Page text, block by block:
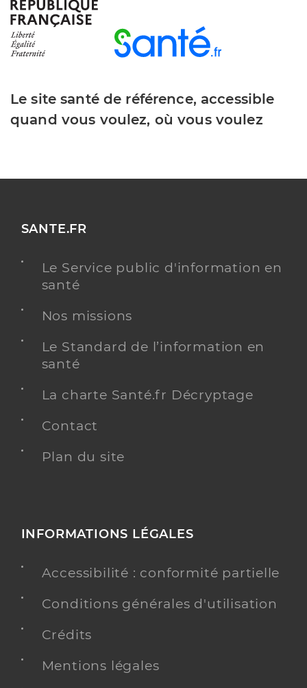
Le site santé de référence, accessible
quand vous voulez, où vous voulez
SANTE.FR
Le Service public d'information en
santé
Nos missions
Le Standard de l’information en
santé
La charte Santé.fr Décryptage
Contact
Plan du site
INFORMATIONS LÉGALES
Accessibilité : conformité partielle
Conditions générales d'utilisation
Crédits
Mentions légales